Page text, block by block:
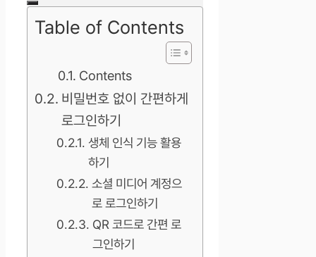
Table of Contents
Contents
비밀번호 없이 간편하게
로그인하기
생체 인식 기능 활용
하기
소셜 미디어 계정으
로 로그인하기
QR 코드로 간편 로
그인하기